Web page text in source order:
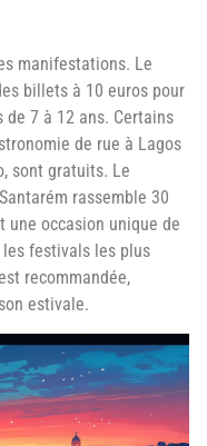
manifestations. Le
billets à 10 euros pour
7 à 12 ans. Certains
de rue à Lagos
sont gratuits. Le
rassemble 30
une occasion unique de
festivals les plus
recommandée,
estivale.